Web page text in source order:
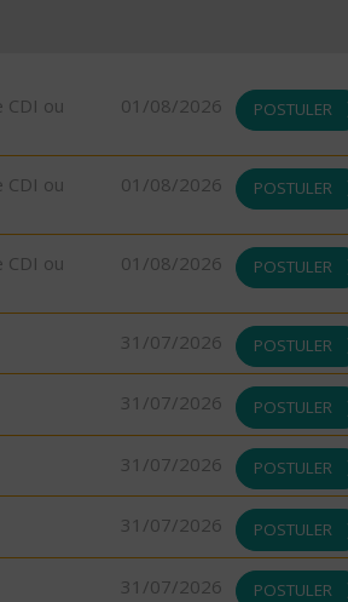
CDI ou
01/08/2026 POSTULER
CDI ou
01/08/2026 POSTULER
CDI ou
01/08/2026 POSTULER
31/07/2026 POSTULER
31/07/2026 POSTULER
31/07/2026 POSTULER
31/07/2026 POSTULER
31/07/2026 POSTULER